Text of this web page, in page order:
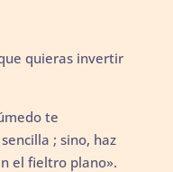
quieras invertir
te
; sino, haz
el fieltro plano».